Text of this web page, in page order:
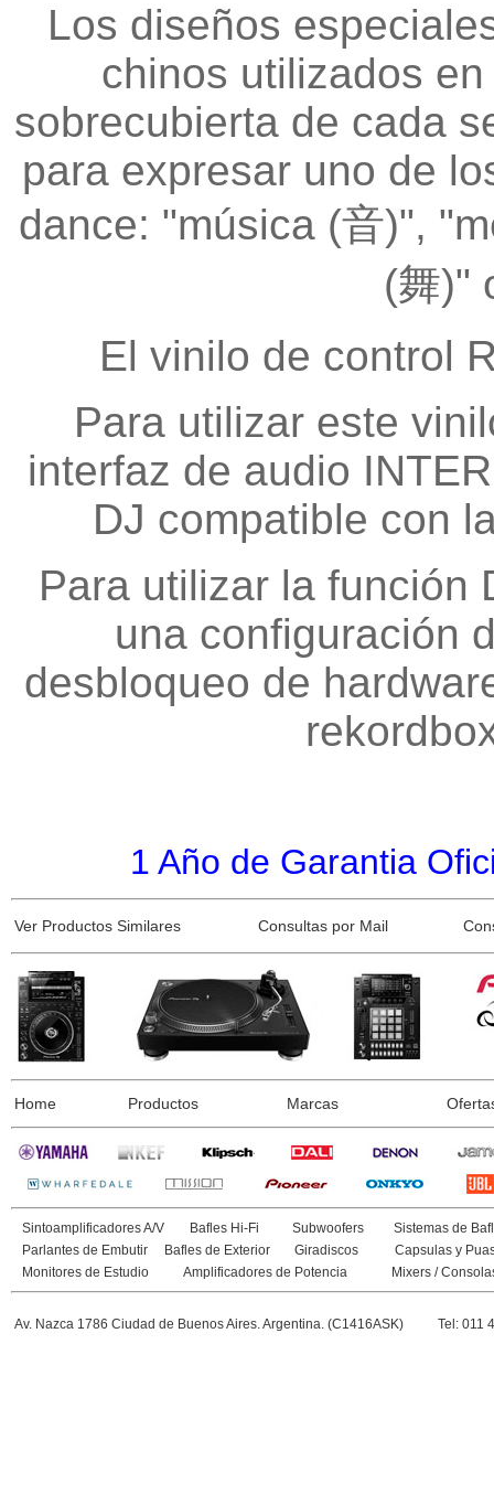
Los diseños
chinos utilizados
sobrecubierta de cada
para expresar uno de
dance: "música (音)",
(舞)"
El vinilo de control
Para utilizar este
interfaz de audio
DJ compatible con
Para utilizar la función
una configuración
desbloqueo de
1 Año de Garantia
Ver Productos Similares Consultas por Mail
Home Productos Marcas
Sintoamplificadores A/V Bafles Hi-Fi Subwoofers
Sistemas de
Parlantes de Embutir
Bafles de Exterior Giradiscos
Capsulas y
Monitores de Estudio
Amplificadores de Potencia Mixers /
Av. Nazca 1786 Ciudad de Buenos Aires. Argentina. (C1416ASK) Tel: 011